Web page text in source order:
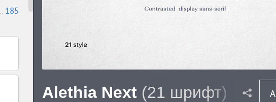
185
Alethia Next (21 шрифт)